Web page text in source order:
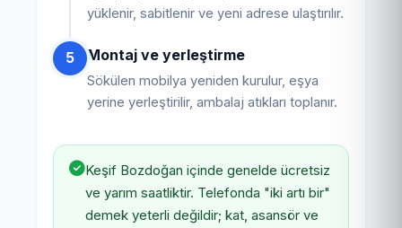
yüklenir, sabitlenir ve yeni adrese ulaştırılır.
5 Montaj ve yerleştirme
Sökülen mobilya yeniden kurulur, eşya
yerine yerleştirilir, ambalaj atıkları toplanır.
Keşif Bozdoğan içinde genelde ücretsiz
ve yarım saatliktir. Telefonda "iki artı bir"
demek yeterli değildir; kat, asansör ve